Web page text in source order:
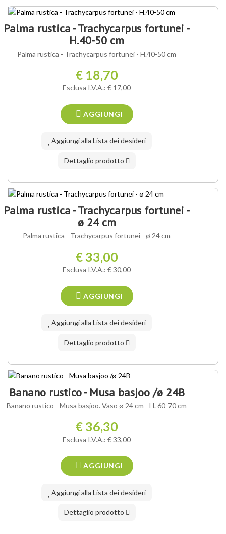
OFFERTA SPECIALE
Palma rustica - Trachycarpus fortunei -
H.40-50 cm
Palma rustica - Trachycarpus fortunei - H.40-50 cm
€ 18,70
Esclusa I.V.A.: € 17,00
AGGIUNGI
Aggiungi alla Lista dei desideri
Dettaglio prodotto
OFFERTA SPECIALE
Palma rustica - Trachycarpus fortunei -
ø 24 cm
Palma rustica - Trachycarpus fortunei - ø 24 cm
€ 33,00
Esclusa I.V.A.: € 30,00
AGGIUNGI
Aggiungi alla Lista dei desideri
Dettaglio prodotto
Banano rustico - Musa basjoo /ø 24B
Banano rustico - Musa basjoo. Vaso ø 24 cm - H. 60-70 cm
€ 36,30
Esclusa I.V.A.: € 33,00
AGGIUNGI
Aggiungi alla Lista dei desideri
Dettaglio prodotto